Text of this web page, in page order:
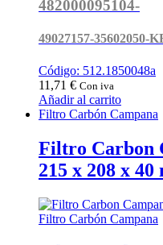
482000095104-
49027157-35602050-
Código: 512.1850048a
11,71 € Con iva
Añadir al carrito
Filtro Carbón Campana
Filtro Carbon
215 x 208 x 40
Filtro Carbón Campana